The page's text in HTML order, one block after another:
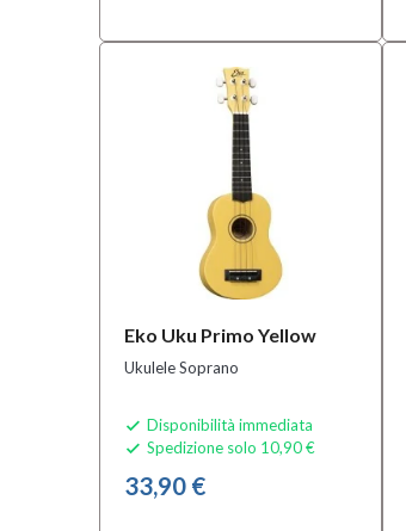
Eko Uku Primo Yellow
Ukulele Soprano
 Disponibilità immediata
 Spedizione solo 10,90 €
33,90 €